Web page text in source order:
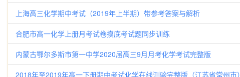
上海高三化学期中考试（2019年上半期）带参考答案与解析
合肥市高一化学上册月考试卷摸底考试题同步训练
内蒙古鄂尔多斯市第一中学2020届高三9月月考化学考试完整版
2018年至2019年高一下册期中考试化学在线测验完整版（江苏省常州市）